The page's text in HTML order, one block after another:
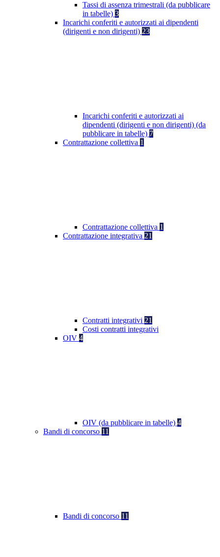
Tassi di assenza trimestrali (da pubblicare
in tabelle) 3
Incarichi conferiti e autorizzati ai dipendenti
(dirigenti e non dirigenti) 23
Incarichi conferiti e autorizzati ai
dipendenti (dirigenti e non dirigenti) (da
pubblicare in tabelle) 7
Contrattazione collettiva 1
Contrattazione collettiva 1
Contrattazione integrativa 21
Contratti integrativi 21
Costi contratti integrativi
OIV 4
OIV (da pubblicare in tabelle) 4
Bandi di concorso 11
Bandi di concorso 11